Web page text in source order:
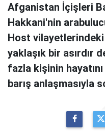
Afganistan İçişleri
Hakkani'nin
Host
yaklaşık bir asırdır
fazla kişinin
barış anlaşmasıyla